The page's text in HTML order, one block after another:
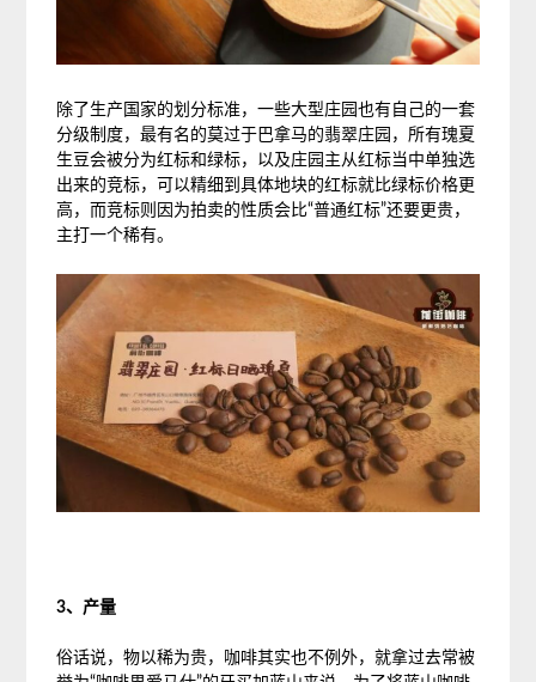
除了生产国家的划分标准，一些大型庄园也有自己的一套
分级制度，最有名的莫过于巴拿马的翡翠庄园，所有瑰夏
生豆会被分为红标和绿标，以及庄园主从红标当中单独选
出来的竞标，可以精细到具体地块的红标就比绿标价格更
高，而竞标则因为拍卖的性质会比“普通红标”还要更贵，
主打一个稀有。
3、产量
俗话说，物以稀为贵，咖啡其实也不例外，就拿过去常被